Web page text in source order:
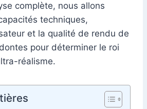
complète, nous allons
techniques,
et la qualité de rendu de
pour déterminer le roi
réalisme.